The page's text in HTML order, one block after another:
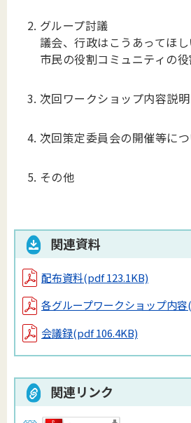
グループ討議
議会、行政はこうあってほし
市民の役割コミュニティの役
次回ワークショップ内容説明
次回策定委員会の開催等に
その他
関連資料
配布資料(pdf 123.1KB)
各グループワークショップ内容
会議録(pdf 106.4KB)
関連リンク